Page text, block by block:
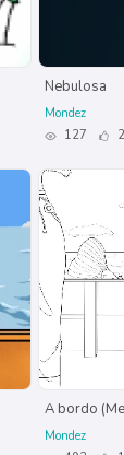
Nebulosa
Mondez
127
2
A bordo
Mondez